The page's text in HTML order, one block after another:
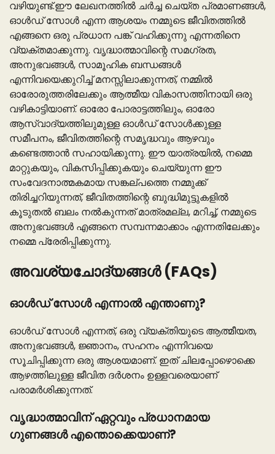
വഴിയുണ്ട്.ഈ ലേഖനത്തിൽ ചർച്ച ചെയ്ത പ്രമാണങ്ങൾ,
ഓൾഡ് സോൾ എന്ന ആശയം നമ്മുടെ ജീവിതത്തിൽ
എങ്ങനെ ഒരു പ്രധാന പങ്ക് വഹിക്കുന്നു എന്നതിനെ
വ്യക്തമാക്കുന്നു. വൃദ്ധാത്മാവിന്റെ സമഗ്രത,
അനുഭവങ്ങൾ, സാമൂഹിക ബന്ധങ്ങൾ
എന്നിവയെക്കുറിച്ച് മനസ്സിലാക്കുന്നത്, നമ്മിൽ
ഓരോരുത്തരിലേക്കും ആത്മീയ വികാസത്തിനായി ഒരു
വഴികാട്ടിയാണ്. ഓരോ പോരാട്ടത്തിലും, ഓരോ
ആസ്വാദ്യത്തിലുമുള്ള ഓൾഡ് സോൾക്കുള്ള
സമീപനം, ജീവിതത്തിന്റെ സമൃദ്ധവും ആഴവും
കണ്ടെത്താൻ സഹായിക്കുന്നു. ഈ യാത്രയിൽ, നമ്മെ
മാറ്റുകയും, വികസിപ്പിക്കുകയും ചെയ്യുന്ന ഈ
സംവേദനാത്മകമായ സങ്കല്പത്തെ നമ്മുക്ക്
തിരിച്ചറിയുന്നത്, ജീവിതത്തിന്റെ ബുദ്ധിമുട്ടുകളിൽ
കൂടുതൽ ബലം നൽകുന്നത് മാത്രമല്ല, മറിച്ച്, നമ്മുടെ
അനുഭവങ്ങൾ എങ്ങനെ സമ്പന്നമാക്കാം എന്നതിലേക്കും
നമ്മെ പ്രേരിപ്പിക്കുന്നു.
അവശ്യചോദ്യങ്ങൾ (FAQs)
ഓൾഡ് സോൾ എന്നാൽ എന്താണു?
ഓൾഡ് സോൾ എന്നത്, ഒരു വ്യക്തിയുടെ ആത്മീയത,
അനുഭവങ്ങൾ, ജ്ഞാനം, സഹനം എന്നിവയെ
സൂചിപ്പിക്കുന്ന ഒരു ആശയമാണ്. ഇത് ചിലപ്പോഴൊക്കെ
ആഴത്തിലുള്ള ജീവിത ദർശനം ഉള്ളവരെയാണ്
പരാമർശിക്കുന്നത്.
വൃദ്ധാത്മാവിന് ഏറ്റവും പ്രധാനമായ
ഗുണങ്ങൾ എന്തൊക്കെയാണ്?